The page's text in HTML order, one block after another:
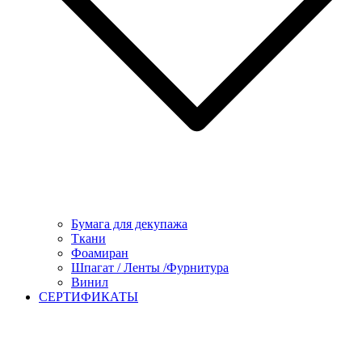
Бумага для декупажа
Ткани
Фоамиран
Шпагат / Ленты /Фурнитура
Винил
СЕРТИФИКАТЫ